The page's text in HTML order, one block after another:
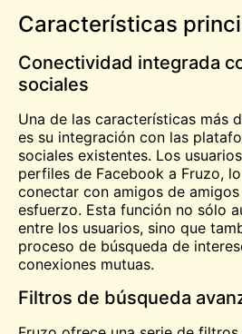
Características
Conectividad integrada
sociales
Una de las características más
es su integración con las
sociales existentes. Los
perfiles de Facebook a Fruzo,
conectar con amigos de
esfuerzo. Esta función no sólo
entre los usuarios, sino que
proceso de búsqueda de
conexiones mutuas.
Filtros de búsqueda